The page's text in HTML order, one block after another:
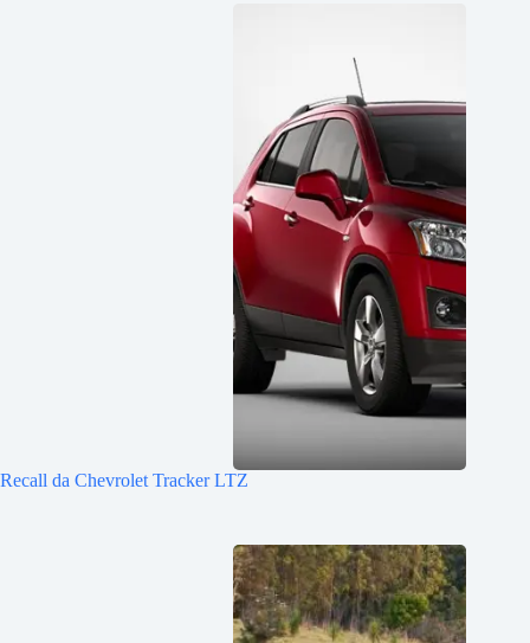
Recall da Chevrolet Tracker LTZ